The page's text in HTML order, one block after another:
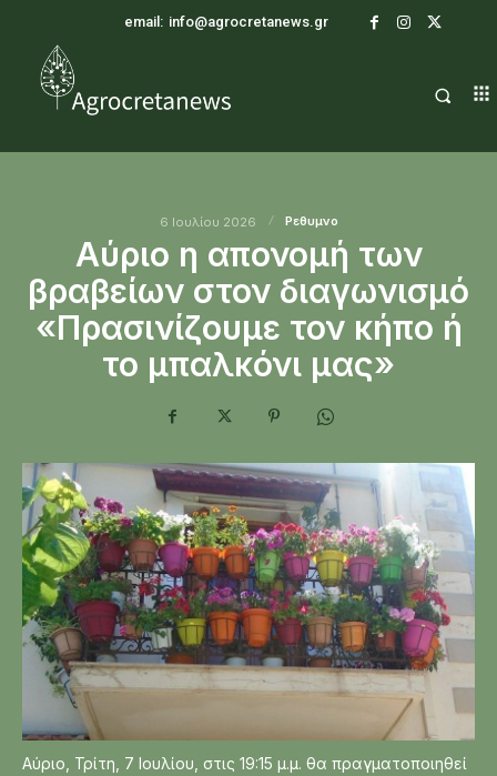
email: info@agrocretanews.gr
6 Ιουλίου 2026 Ρεθυμνο
Αύριο η απονομή των
βραβείων στον διαγωνισμό
«Πρασινίζουμε τον κήπο ή
το μπαλκόνι μας»
Αύριο, Τρίτη, 7 Ιουλίου, στις 19:15 μ.μ. θα πραγματοποιηθεί